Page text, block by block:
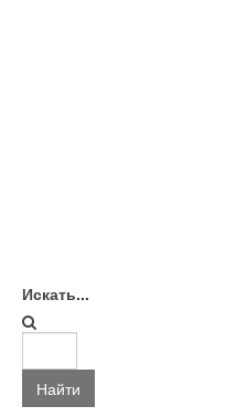
Искать...
Найти